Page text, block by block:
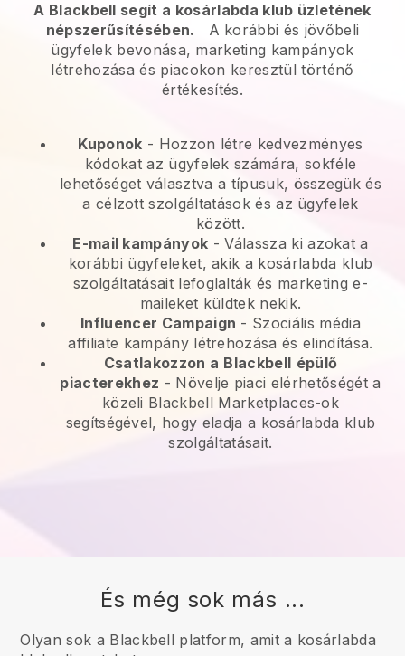
A Blackbell segít a kosárlabda klub üzletének
népszerűsítésében.
A korábbi és jövőbeli
ügyfelek bevonása, marketing kampányok
létrehozása és piacokon keresztül történő
értékesítés.
Kuponok - Hozzon létre kedvezményes
kódokat az ügyfelek számára, sokféle
lehetőséget választva a típusuk, összegük és
a célzott szolgáltatások és az ügyfelek
között.
E-mail kampányok -Válassza ki azokat a
korábbi ügyfeleket, akik a kosárlabda klub
szolgáltatásait lefoglalták és marketing e-
maileket küldtek nekik.
Influencer Campaign - Szociális média
affiliate kampány létrehozása és elindítása.
Csatlakozzon a Blackbell épülő
piacterekhez - Növelje piaci elérhetőségét a
közeli Blackbell Marketplaces-ok
segítségével, hogy eladja a kosárlabda klub
szolgáltatásait.
És még sok más ...
Olyan sok a Blackbell platform, amit a kosárlabda